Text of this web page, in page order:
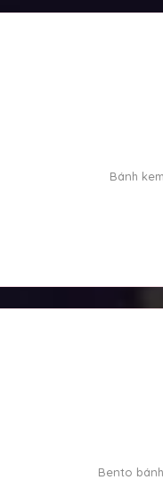
Bánh
Bento